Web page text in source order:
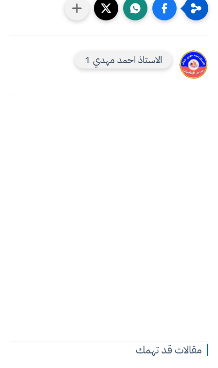
الاستاذ احمد مهدي 1
مقالات قد تهمك